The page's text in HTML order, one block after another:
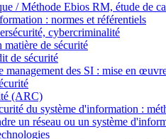
/ Méthode Ebios RM, étude de
: normes et référentiels
cybercriminalité
matière de sécurité
de sécurité
management des SI : mise en
(ARC)
du système d'information :
un réseau ou un système